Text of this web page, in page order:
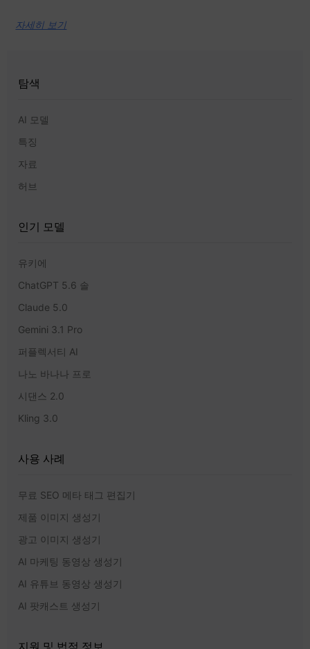
자세히 보기
탐색
AI 모델
특징
자료
허브
인기 모델
유키에
ChatGPT 5.6 솔
Claude 5.0
Gemini 3.1 Pro
퍼플렉서티 AI
나노 바나나 프로
시댄스 2.0
Kling 3.0
사용 사례
무료 SEO 메타 태그 편집기
제품 이미지 생성기
광고 이미지 생성기
AI 마케팅 동영상 생성기
AI 유튜브 동영상 생성기
AI 팟캐스트 생성기
지원 및 법적 정보